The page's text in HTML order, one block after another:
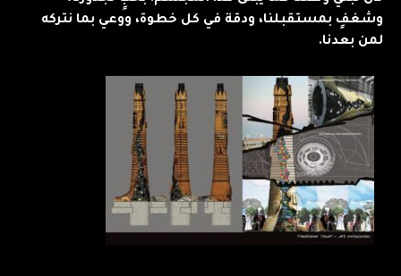
وشغفٍ بمستقبلنا، ودقة في كل خطوة، ووعي بما نتركه
لمن بعدنا.